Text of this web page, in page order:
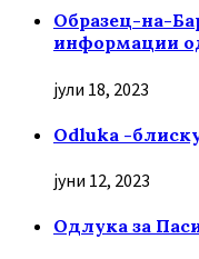
Образец-на-
информации
јули 18, 2023
Odluka -
јуни 12, 2023
Oдлука за